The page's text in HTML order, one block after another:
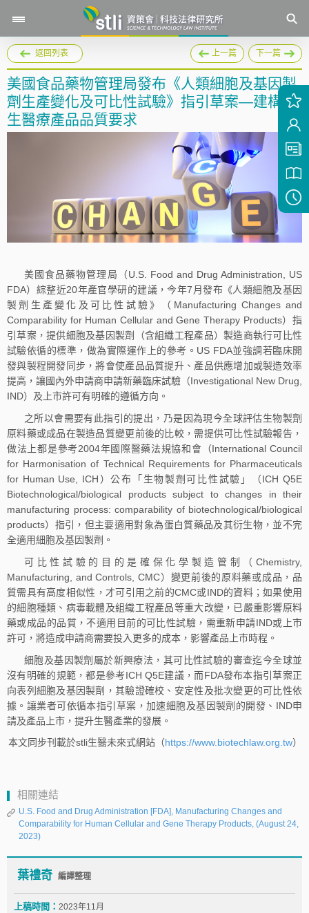
返回列表 上一篇 下一篇
美國食品藥物管理局發布《人類細胞及基因製
劑生產變化及可比性試驗》指引草案—建構再
生醫療產品品質要求
美國食品藥物管理局（U.S. Food and Drug Administration, US
FDA）綜整近20年產官學研的建議，今年7月發布《人類細胞及基因
製劑生產變化及可比性試驗》（Manufacturing Changes and
Comparability for Human Cellular and Gene Therapy Products）指
引草案，提供細胞及基因製劑（含組織工程產品）製造商執行可比性
試驗依循的標準，做為實際運作上的參考。US FDA並強調若臨床開
發與製程開發同步，將會使產品品質提升、產品供應增加或製造效率
提高，讓國內外申請商申請新藥臨床試驗（Investigational New Drug,
IND）及上市許可有明確的遵循方向。
之所以會需要有此指引的提出，乃是因為現今全球評估生物製劑
原料藥或成品在製造品質變更前後的比較，需提供可比性試驗報告，
做法上都是參考2004年國際醫藥法規協和會（International Council
for Harmonisation of Technical Requirements for Pharmaceuticals
for Human Use, ICH）公布「生物製劑可比性試驗」（ICH Q5E
Biotechnological/biological products subject to changes in their
manufacturing process: comparability of biotechnological/biological
products）指引，但主要適用對象為蛋白質藥品及其衍生物，並不完
全適用細胞及基因製劑。
可比性試驗的目的是確保化學製造管制（Chemistry,
Manufacturing, and Controls, CMC）變更前後的原料藥或成品，品
質需具有高度相似性，才可引用之前的CMC或IND的資料；如果使用
的細胞種類、病毒載體及組織工程產品等重大改變，已嚴重影響原料
藥或成品的品質，不適用目前的可比性試驗，需重新申請IND或上市
許可，將造成申請商需要投入更多的成本，影響產品上市時程。
細胞及基因製劑屬於新興療法，其可比性試驗的審查迄今全球並
沒有明確的規範，都是參考ICH Q5E建議，而FDA發布本指引草案正
向表列細胞及基因製劑，其驗證確校、安定性及批次變更的可比性依
據。讓業者可依循本指引草案，加速細胞及基因製劑的開發、IND申
請及產品上市，提升生醫產業的發展。
本文同步刊載於stli生醫未來式網站（https://www.biotechlaw.org.tw）
相關連結
U.S. Food and Drug Administration [FDA], Manufacturing Changes and
Comparability for Human Cellular and Gene Therapy Products, (August 24,
2023)
葉禮奇 編譯整理
上稿時間： 2023年11月